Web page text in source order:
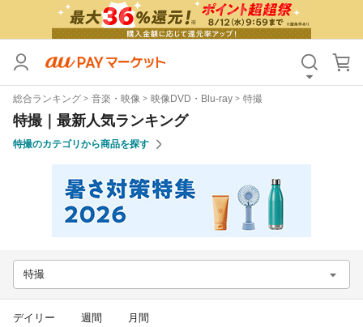
総合ランキング 音楽・映像 映像DVD・Blu-ray 特撮
特撮｜最新人気ランキング
特撮のカテゴリから商品を探す
特撮
デイリー 週間 月間
カテゴリ すべて
価格
支払い方法
その他の条件
送料無料 タイムセール
サンキュー配送対象